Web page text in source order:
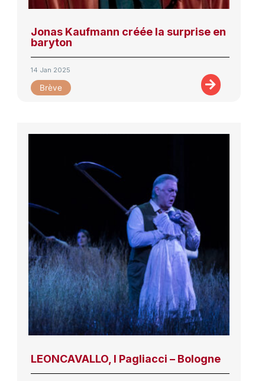
Jonas Kaufmann créée la surprise en
baryton
14 Jan 2025
Brève
LEONCAVALLO, I Pagliacci – Bologne